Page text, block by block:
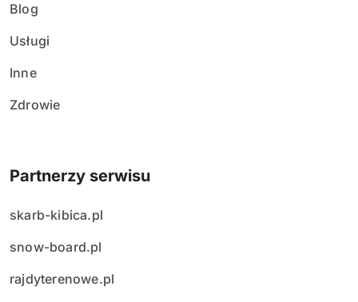
Blog
Usługi
Inne
Zdrowie
Partnerzy serwisu
skarb-kibica.pl
snow-board.pl
rajdyterenowe.pl